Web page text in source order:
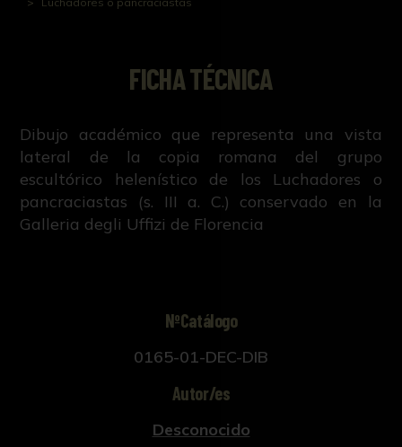
FICHA TÉCNICA
Dibujo académico que representa una vista
lateral de la copia romana del grupo
escultórico helenístico de los Luchadores o
pancraciastas (s. III a. C.) conservado en la
Galleria degli Uffizi de Florencia
NºCatálogo
0165-01-DEC-DIB
Autor/es
Desconocido